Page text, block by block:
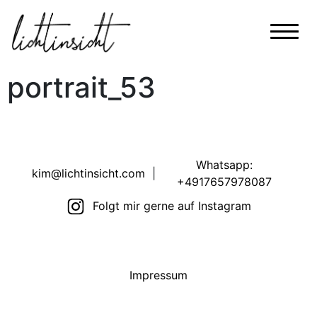
portrait_53
kim@lichtinsicht.com
Whatsapp:
+4917657978087
Folgt mir gerne auf Instagram
Impressum